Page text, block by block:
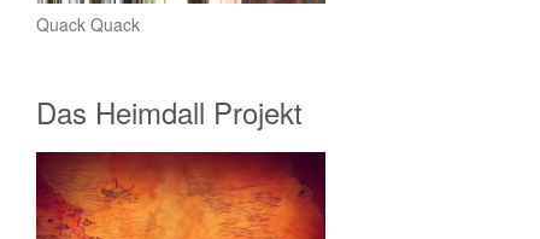
Quack Quack
Das Heimdall Projekt